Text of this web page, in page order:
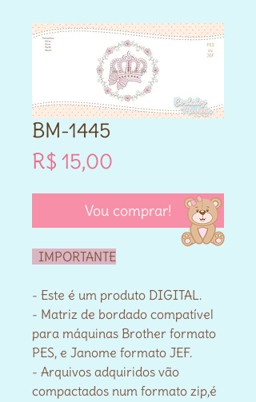
BM-1445
R$ 15,00
Vou comprar!
IMPORTANTE
- Este é um produto DIGITAL.
- Matriz de bordado compatível
para máquinas Brother formato
PES, e Janome formato JEF.
- Arquivos adquiridos vão
compactados num formato zip,é